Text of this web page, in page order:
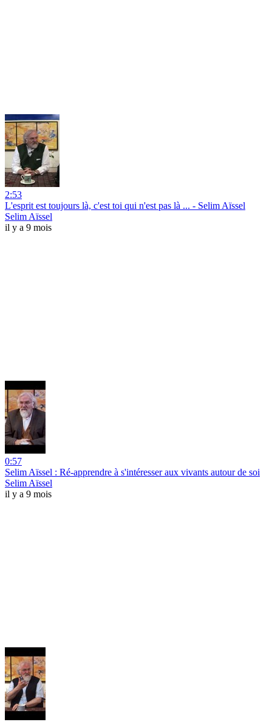
2:53
L'esprit est toujours là, c'est toi qui n'est pas là ... - Selim Aïssel
Selim Aïssel
il y a 9 mois
0:57
Selim Aïssel : Ré-apprendre à s'intéresser aux vivants autour de soi
Selim Aïssel
il y a 9 mois